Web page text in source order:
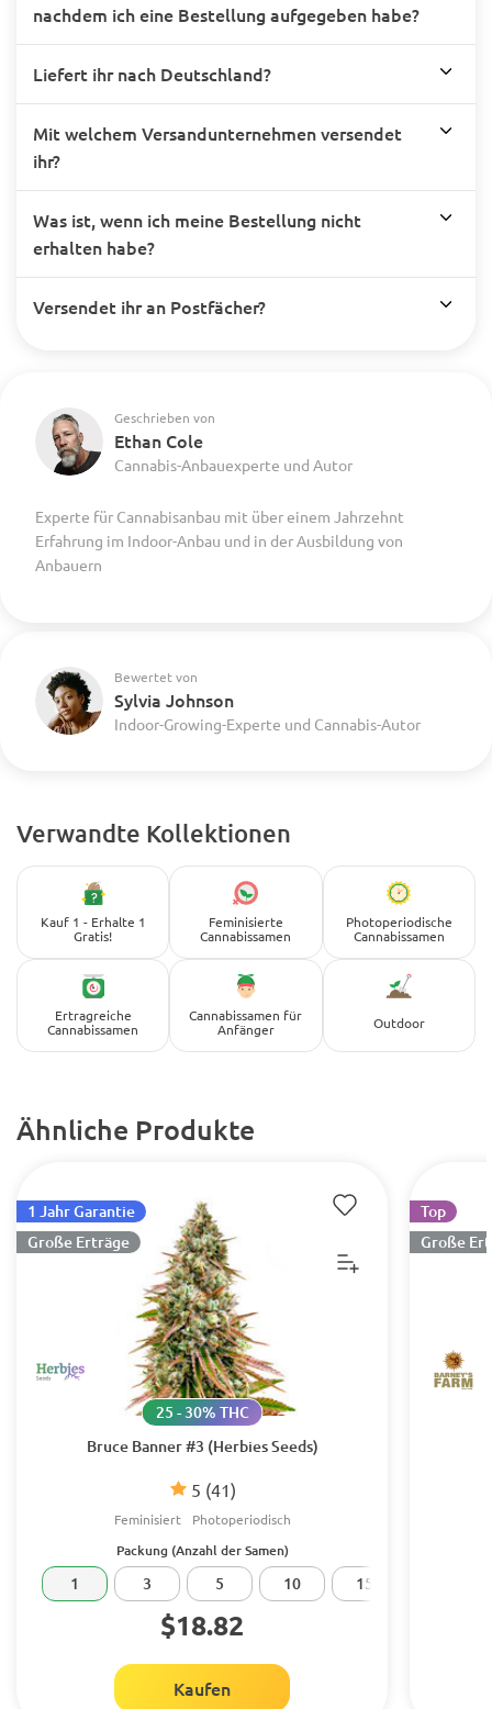
nachdem ich eine Bestellung aufgegeben habe?
Liefert ihr nach Deutschland?
Mit welchem Versandunternehmen versendet
ihr?
Was ist, wenn ich meine Bestellung nicht
erhalten habe?
Versendet ihr an Postfächer?
Geschrieben von
Ethan Cole
Cannabis-Anbauexperte und Autor
Experte für Cannabisanbau mit über einem Jahrzehnt
Erfahrung im Indoor-Anbau und in der Ausbildung von
Anbauern
Bewertet von
Sylvia Johnson
Indoor-Growing-Experte und Cannabis-Autor
Verwandte Kollektionen
Kauf 1 - Erhalte 1
Gratis!
Feminisierte
Cannabissamen
Photoperiodische
Cannabissamen
Ertragreiche
Cannabissamen
Cannabissamen für
Anfänger
Outdoor
Ähnliche Produkte
Bruce Banner #3 (Herbies Seeds)
5 (41)
25 - 30% THC
Feminisiert Photoperiodisch
1 Jahr Garantie
Große Erträge
Packung (Anzahl der Samen)
1 3 5 10 15
$18.82
Kaufen
Top
Große